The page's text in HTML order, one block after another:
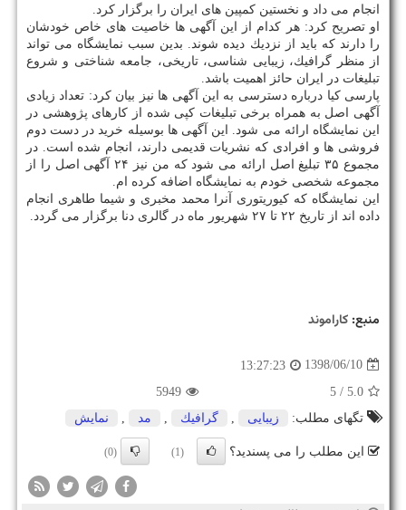
انجام می داد و نخستین كمپین های ایران را برگزار كرد.
او تصریح كرد: هر كدام از این آگهی ها خاصیت های خاص خودشان
را دارند كه باید از نزدیك دیده شوند. بدین سبب نمایشگاه می تواند
از منظر گرافیك، زیبایی شناسی، تاریخی، جامعه شناختی و شروع
تبلیغات در ایران حائز اهمیت باشد.
پارسی كیا درباره دسترسی به این آگهی ها نیز بیان كرد: تعداد زیادی
آگهی اصل به همراه برخی تبلیغات كپی شده از كارهای پژوهشی در
این نمایشگاه ارائه می شود. این آگهی ها بوسیله خرید در دست دوم
فروشی ها و افرادی كه نشریات قدیمی دارند، انجام شده است. در
مجموع ۳۵ تبلیغ اصل ارائه می شود كه من نیز ۲۴ آگهی اصل را از
مجموعه شخصی خودم به نمایشگاه اضافه كرده ام.
این نمایشگاه كه كیوریتوری آنرا محمد مخبری و شیما طاهری انجام
داده اند از تاریخ ۲۲ تا ۲۷ شهریور ماه در گالری دنا برگزار می گردد.
منبع: كاراموند
1398/06/10
13:27:23
5.0
/ 5
5949
تگهای مطلب:
زیبایی , گرافیك , مد , نمایش
این مطلب را می پسندید؟ (1)
(0)